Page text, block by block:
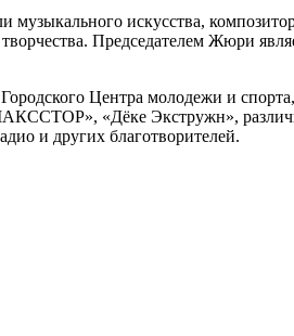
искусства,
Председателем Жюри
Центра молодежи и
«Дёке Экстружн»,
и других благотворителей.